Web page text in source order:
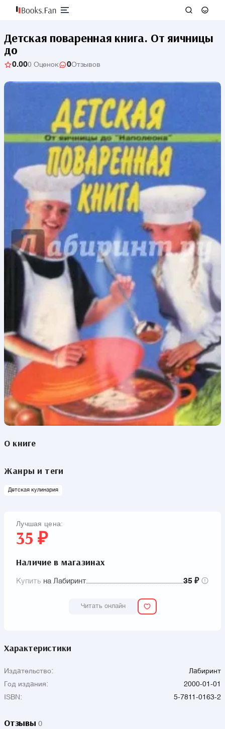
Детская поваренная книга. От яичницы
до
0.000 Оценок 0Отзывов
О книге
Жанры и теги
Детская кулинария
Лучшая цена:
35 ₽
Наличие в магазинах
Купить на Лабиринт 35 ₽
Читать онлайн
Характеристики
Издательство:
Лабиринт
Год издания:
2000-01-01
ISBN:
5-7811-0163-2
Отзывы 0